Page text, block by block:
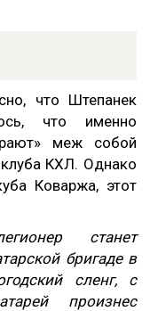
что Штепанек
что именно
меж собой
КХЛ. Однако
Коваржа, этот
станет
бригаде в
сленг, с
произнес